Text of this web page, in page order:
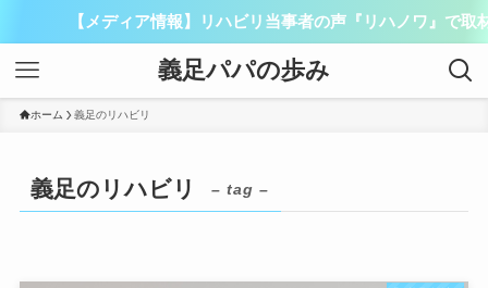
【メディア情報】リハビリ当事者の声『リハノワ』で取材
義足パパの歩み
ホーム 義足のリハビリ
義足のリハビリ – tag –